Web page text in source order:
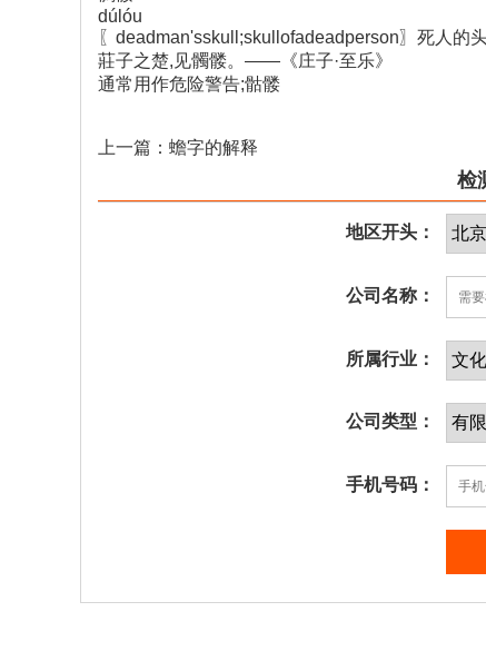
dúlóu
〖deadman'sskull;skullofadeadperson〗死人的
莊子之楚,见髑髅。——《庄子·至乐》
通常用作危险警告;骷髅
上一篇：蟾字的解释
检
地区开头：
公司名称：
所属行业：
公司类型：
手机号码：